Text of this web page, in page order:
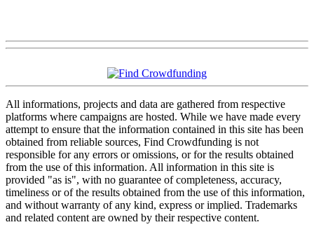
All informations, projects and data are gathered from respective
platforms where campaigns are hosted. While we have made every
attempt to ensure that the information contained in this site has been
obtained from reliable sources, Find Crowdfunding is not
responsible for any errors or omissions, or for the results obtained
from the use of this information. All information in this site is
provided "as is", with no guarantee of completeness, accuracy,
timeliness or of the results obtained from the use of this information,
and without warranty of any kind, express or implied. Trademarks
and related content are owned by their respective content.